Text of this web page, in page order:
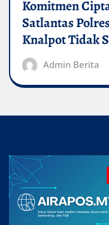
Komitmen
Satlantas
Knalpot Tidak
Admin Berita